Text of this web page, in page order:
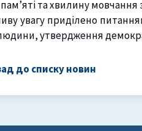
та хвилину
увагу приділено
утвердження
до списку новин